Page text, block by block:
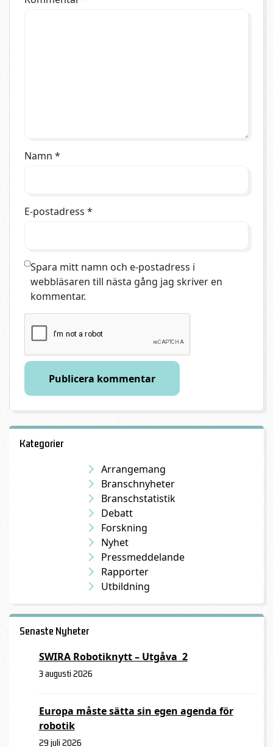
Namn *
E-postadress *
Spara mitt namn och e-postadress i
webbläsaren till nästa gång jag skriver en
kommentar.
Kategorier
Arrangemang
Branschnyheter
Branschstatistik
Debatt
Forskning
Nyhet
Pressmeddelande
Rapporter
Utbildning
Senaste Nyheter
SWIRA Robotiknytt – Utgåva 2
3 augusti 2026
Europa måste sätta sin egen agenda för
robotik
29 juli 2026